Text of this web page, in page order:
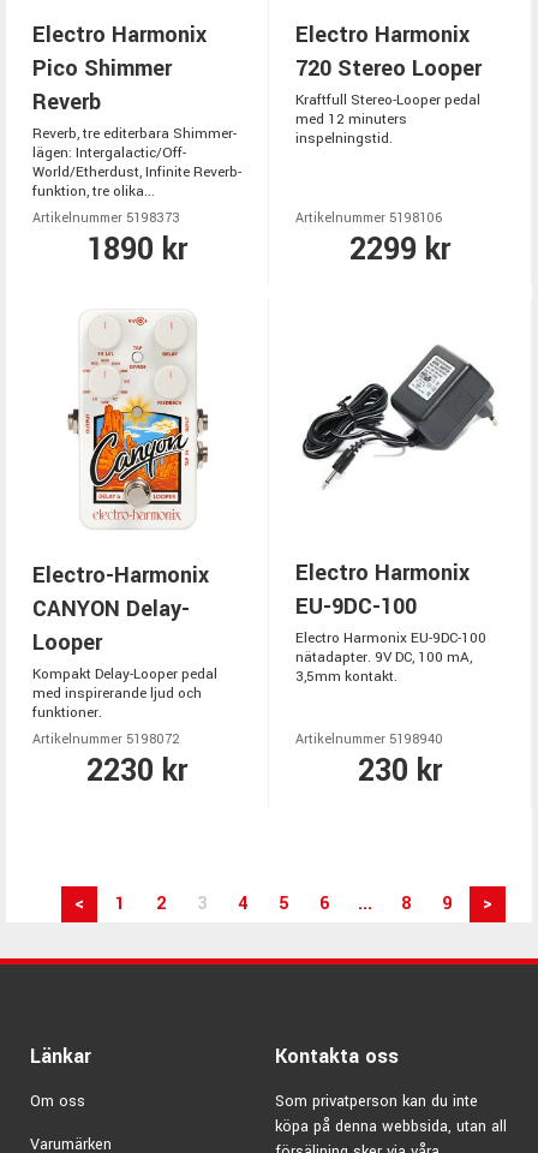
Electro Harmonix
Pico Shimmer
Reverb
Reverb, tre editerbara Shimmer-
lägen: Intergalactic/Off-
World/Etherdust, Infinite Reverb-
funktion, tre olika...
Artikelnummer 5198373
1890 kr
Electro Harmonix
720 Stereo Looper
Kraftfull Stereo-Looper pedal
med 12 minuters
inspelningstid.
Artikelnummer 5198106
2299 kr
Electro-Harmonix
CANYON Delay-
Looper
Kompakt Delay-Looper pedal
med inspirerande ljud och
funktioner.
Artikelnummer 5198072
2230 kr
Electro Harmonix
EU-9DC-100
Electro Harmonix EU-9DC-100
nätadapter. 9V DC, 100 mA,
3,5mm kontakt.
Artikelnummer 5198940
230 kr
< 1 2 3 4 5 6 ... 8 9 >
Länkar
Om oss
Varumärken
Kontakta oss
Som privatperson kan du inte
köpa på denna webbsida, utan all